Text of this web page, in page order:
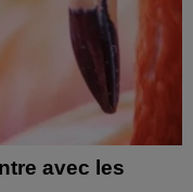
avec les